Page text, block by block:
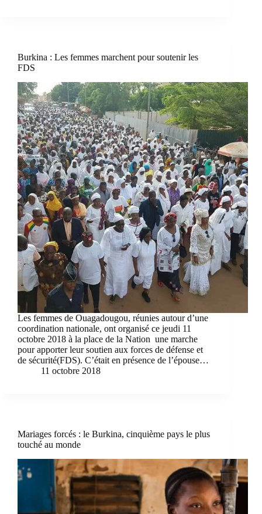
Burkina : Les femmes marchent pour soutenir les
FDS
Les femmes de Ouagadougou, réunies autour d’une
coordination nationale, ont organisé ce jeudi 11
octobre 2018 à la place de la Nation une marche
pour apporter leur soutien aux forces de défense et
de sécurité(FDS). C’était en présence de l’épouse…
11 octobre 2018
Mariages forcés : le Burkina, cinquième pays le plus
touché au monde